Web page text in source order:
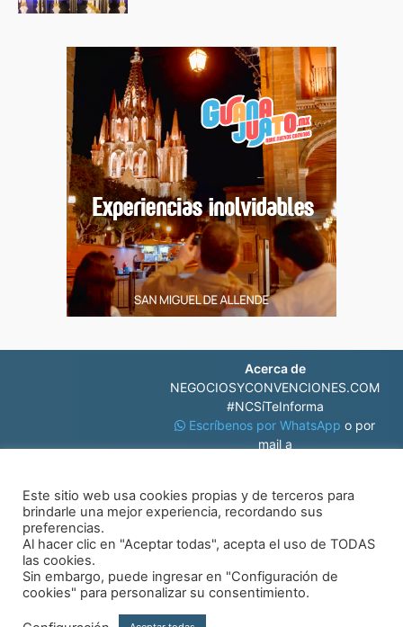
Acerca de
NEGOCIOSYCONVENCIONES.COM
#NCSíTeInforma
Escríbenos por WhatsAppo por
mail a
© Negocios y Convenciones
Este sitio web usa cookies propias y de terceros para
brindarle una mejor experiencia, recordando sus
preferencias.
Al hacer clic en "Aceptar todas", acepta el uso de TODAS
las cookies.
Sin embargo, puede ingresar en "Configuración de
cookies" para personalizar su consentimiento.